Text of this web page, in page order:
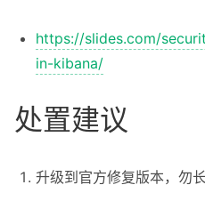
https://slides.com/
in-kibana/
处置建议
升级到官方修复版本，勿